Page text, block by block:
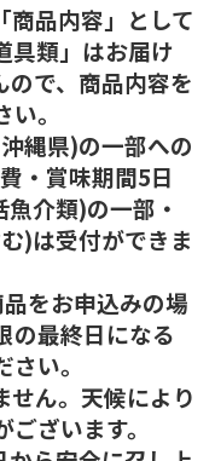
品内容」として
具類」はお届け
ので、商品内容を
。
縄県)の一部への
・賞味期間5日
介類)の一部・
)は受付ができま
をお申込みの場
の最終日になる
い。
ん。天候により
ざいます。